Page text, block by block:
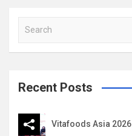
a
c
Recent Posts
Vitafoods Asia